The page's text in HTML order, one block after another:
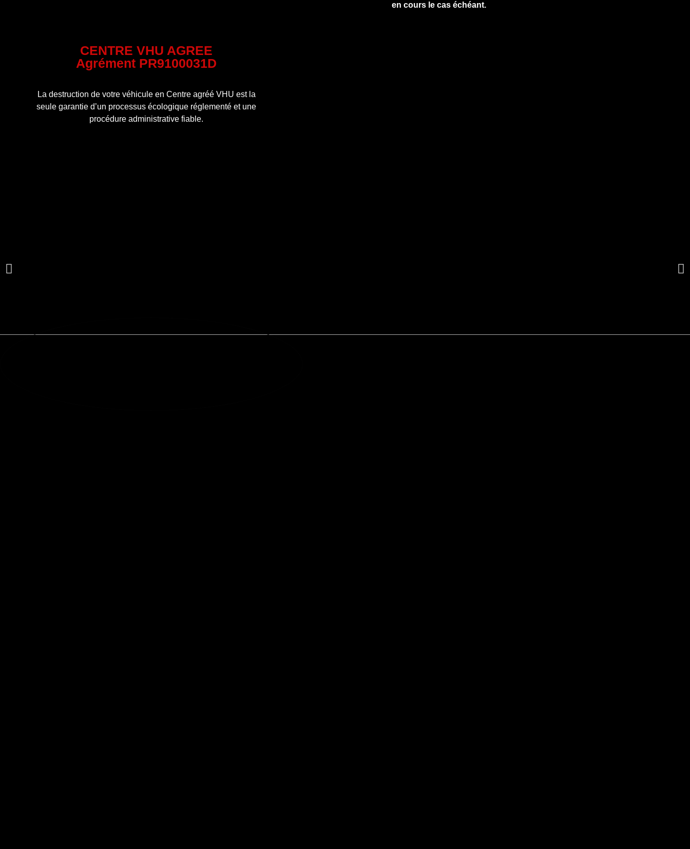
en cours le cas échéant.
CENTRE VHU AGREE
Agrément PR9100031D
La destruction de votre véhicule en Centre agréé VHU est la
seule garantie d’un processus écologique réglementé et une
procédure administrative fiable.